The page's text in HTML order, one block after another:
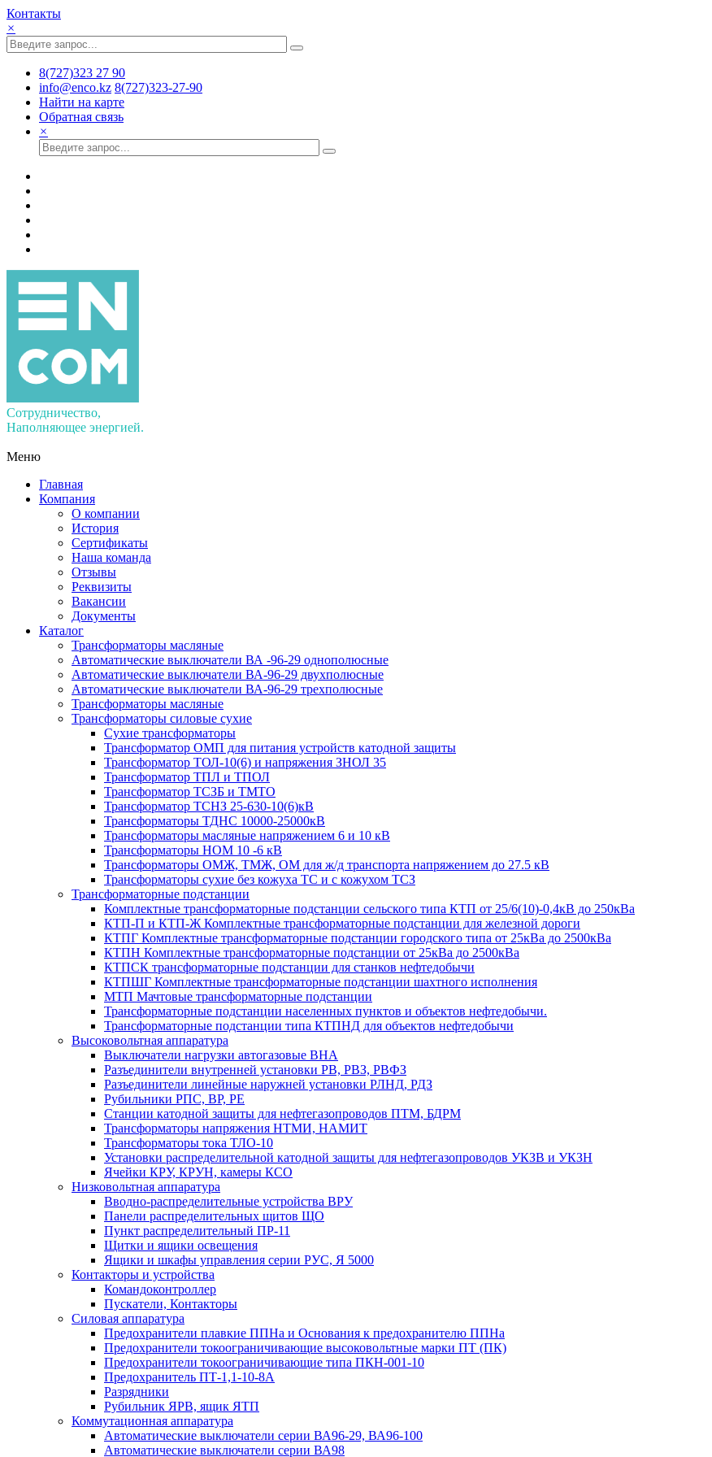
Контакты
×
8(727)323 27 90
info@enco.kz 8(727)323-27-90
Найти на карте
Обратная связь
×
Сотрудничество,
Наполняющее энергией.
Меню
Главная
Компания
О компании
История
Сертификаты
Наша команда
Отзывы
Реквизиты
Вакансии
Документы
Каталог
Трансформаторы масляные
Автоматические выключатели ВА -96-29 однополюсные
Автоматические выключатели ВА-96-29 двухполюсные
Автоматические выключатели ВА-96-29 трехполюсные
Трансформаторы масляные
Трансформаторы силовые сухие
Сухие трансформаторы
Трансформатор ОМП для питания устройств катодной защиты
Трансформатор ТОЛ-10(6) и напряжения ЗНОЛ 35
Трансформатор ТПЛ и ТПОЛ
Трансформатор ТСЗБ и ТМТО
Трансформатор ТСНЗ 25-630-10(6)кВ
Трансформаторы ТДНС 10000-25000кВ
Трансформаторы масляные напряжением 6 и 10 кВ
Трансформаторы НОМ 10 -6 кВ
Трансформаторы ОМЖ, ТМЖ, ОМ для ж/д транспорта напряжением до 27.5 кВ
Трансформаторы сухие без кожуха ТС и с кожухом ТСЗ
Трансформаторные подстанции
Комплектные трансформаторные подстанции сельского типа КТП от 25/6(10)-0,4кВ до 250кВа
КТП-П и КТП-Ж Комплектные трансформаторные подстанции для железной дороги
КТПГ Комплектные трансформаторные подстанции городского типа от 25кВа до 2500кВа
КТПН Комплектные трансформаторные подстанции от 25кВа до 2500кВа
КТПСК трансформаторные подстанции для станков нефтедобычи
КТПШГ Комплектные трансформаторные подстанции шахтного исполнения
МТП Мачтовые трансформаторные подстанции
Трансформаторные подстанции населенных пунктов и объектов нефтедобычи.
Трансформаторные подстанции типа КТПНД для объектов нефтедобычи
Высоковольтная аппаратура
Выключатели нагрузки автогазовые ВНА
Разъединители внутренней установки РВ, РВЗ, РВФЗ
Разъединители линейные наружней установки РЛНД, РДЗ
Рубильники РПС, ВР, РЕ
Станции катодной защиты для нефтегазопроводов ПТМ, БДРМ
Трансформаторы напряжения НТМИ, НАМИТ
Трансформаторы тока ТЛО-10
Установки распределительной катодной защиты для нефтегазопроводов УКЗВ и УКЗН
Ячейки КРУ, КРУН, камеры КСО
Низковольтная аппаратура
Вводно-распределительные устройства ВРУ
Панели распределительных щитов ЩО
Пункт распределительный ПР-11
Щитки и ящики освещения
Ящики и шкафы управления серии РУС, Я 5000
Контакторы и устройства
Командоконтроллер
Пускатели, Контакторы
Силовая аппаратура
Предохранители плавкие ППНа и Основания к предохранителю ППНа
Предохранители токоограничивающие высоковольтные марки ПТ (ПК)
Предохранители токоограничивающие типа ПКН-001-10
Предохранитель ПТ-1,1-10-8А
Разрядники
Рубильник ЯРВ, ящик ЯТП
Коммутационная аппаратура
Автоматические выключатели серии ВА96-29, ВА96-100
Автоматические выключатели серии ВА98